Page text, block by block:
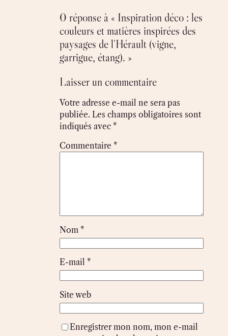
0 réponse à « Inspiration déco : les
couleurs et matières inspirées des
paysages de l’Hérault (vigne,
garrigue, étang). »
Laisser un commentaire
Votre adresse e-mail ne sera pas
publiée. Les champs obligatoires sont
indiqués avec *
Commentaire *
Nom *
E-mail *
Site web
Enregistrer mon nom, mon e-mail